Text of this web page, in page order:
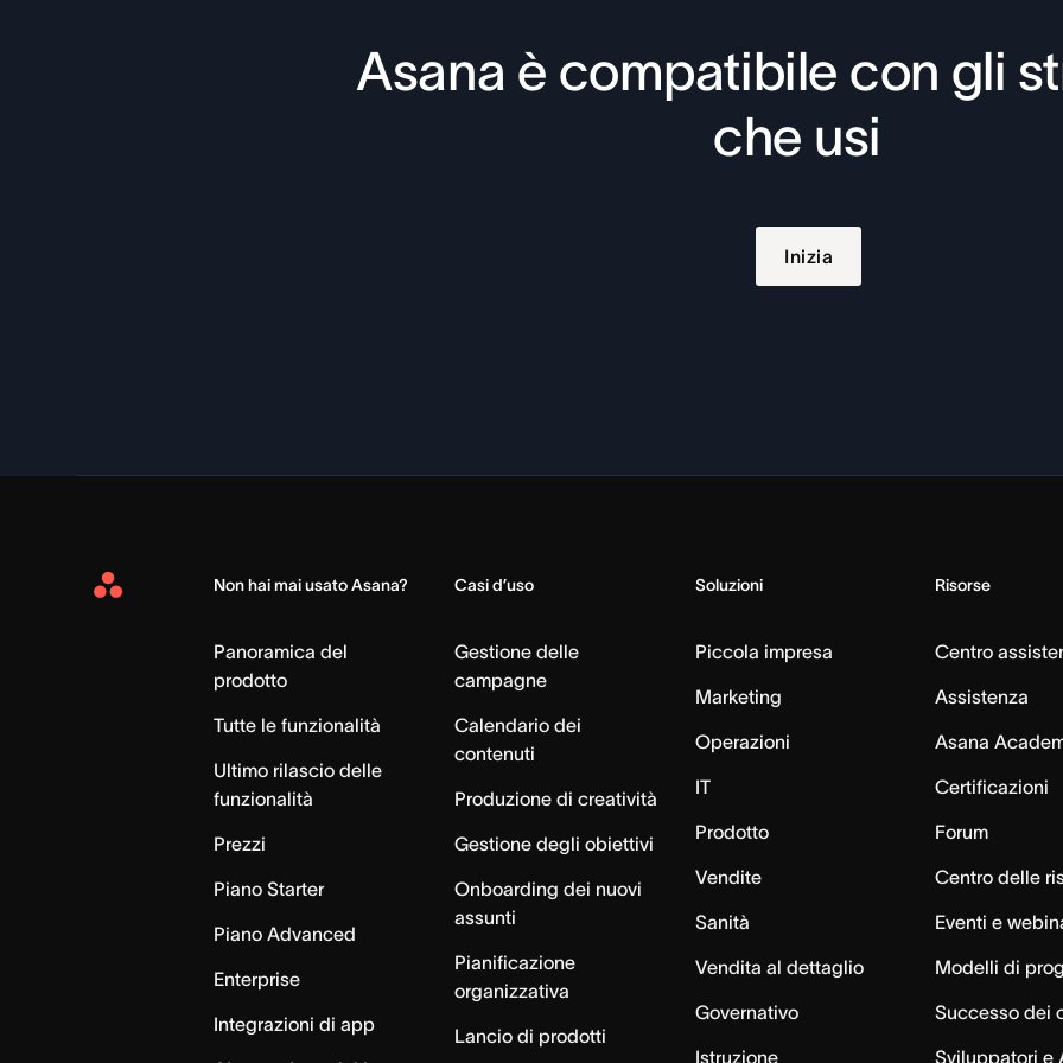
Asana è compatibile con gli
che usi
Inizia
Asana
Non hai mai usato Asana?
Panoramica del
prodotto
Tutte le funzionalità
Ultimo rilascio delle
funzionalità
Prezzi
Piano Starter
Piano Advanced
Enterprise
Integrazioni di app
Casi d’uso
Gestione delle
campagne
Calendario dei
contenuti
Produzione di creatività
Gestione degli obiettivi
Onboarding dei nuovi
assunti
Pianificazione
organizzativa
Lancio di prodotti
Soluzioni
Piccola impresa
Marketing
Operazioni
IT
Prodotto
Vendite
Sanità
Vendita al dettaglio
Governativo
Istruzione
Risorse
Centro
Assistenza
Asana
Certificazioni
Forum
Centro delle
Eventi e
Modelli di
Successo dei
Sviluppatori e